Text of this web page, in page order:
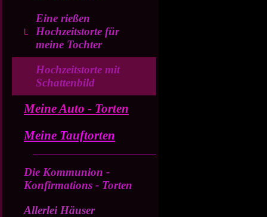
Eine rießen
Hochzeitstorte für
meine Tochter
Hochzeitstorte mit
Schattenbild
Meine Auto - Torten
Meine Tauftorten
Die Kommunion -
Konfirmations - Torten
Allerlei Häuser